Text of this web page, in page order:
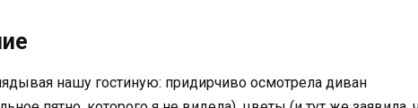
нашу гостиную: придирчиво осмотрела диван